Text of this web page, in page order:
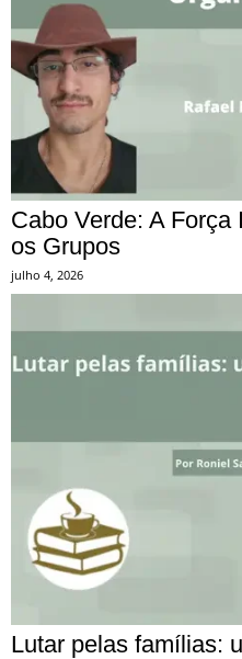
Cabo Verde: A
os Grupos
julho 4, 2026
Lutar pelas famílias: